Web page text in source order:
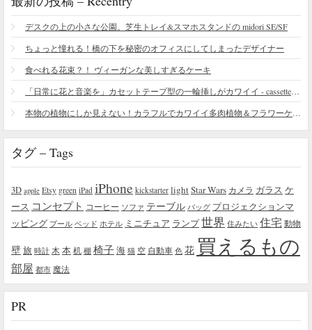
デスクの上の小さな公園。芝生トレイ&スマホスタンドの midori SE/SF
ちょっと憧れる！橋の下を秘密のオフィスにしてしまったデザイナー
食べれる花束？！ ヴィーガンな美しすぎるケーキ
「日常に花と音楽を」カセットテープ型の一輪挿しがカワイイ - cassette vase
本物の植物にしか見えない！カラフルでカワイイ多肉植物＆フラワーケーキ
タグ – Tags
3D apple Etsy green iPad iPhone kickstarter lightStar Wars カメラ ガラス ケ
ース コンセプト コーヒー ソファ テーブル バッグ プロジェクションマ
ッピング プール ベッド ホテル ミニチュア ランプ世界 住みたい 住宅 動物
壁旅 時計 木本机 棚 椅子海 猫 空 自動車 色 花 買えるもの
部屋 都市 魔法
PR